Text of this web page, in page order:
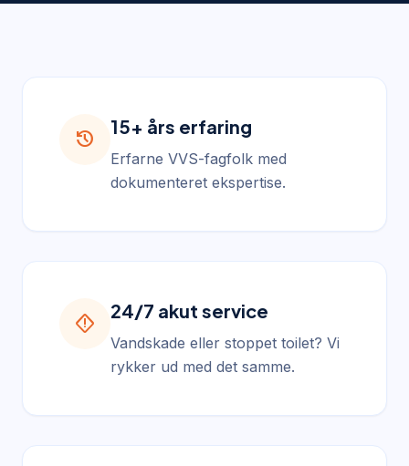
history
15+ års erfaring
Erfarne VVS-fagfolk med
dokumenteret ekspertise.
emergency_home
24/7 akut service
Vandskade eller stoppet toilet? Vi
rykker ud med det samme.